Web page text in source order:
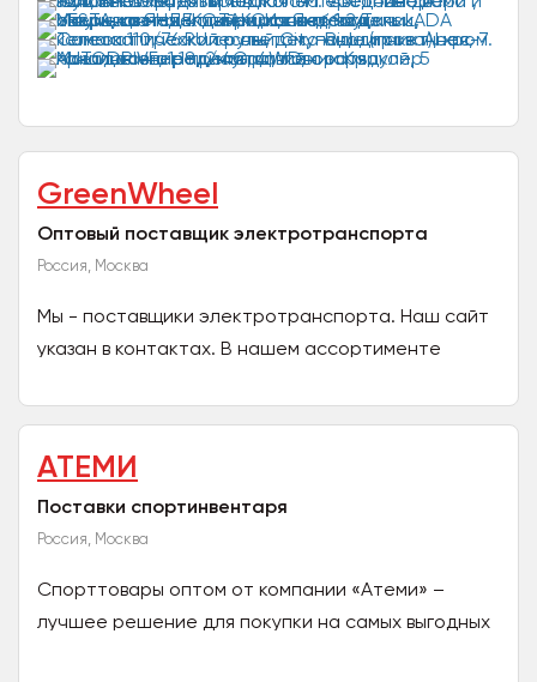
безопасные товары...
GreenWheel
Оптовый поставщик электротранспорта
Россия, Москва
Мы - поставщики электротранспорта. Наш сайт
указан в контактах. В нашем ассортименте
АТЕМИ
Поставки спортинвентаря
Россия, Москва
Спорттовары оптом от компании «Атеми» –
лучшее решение для покупки на самых выгодных